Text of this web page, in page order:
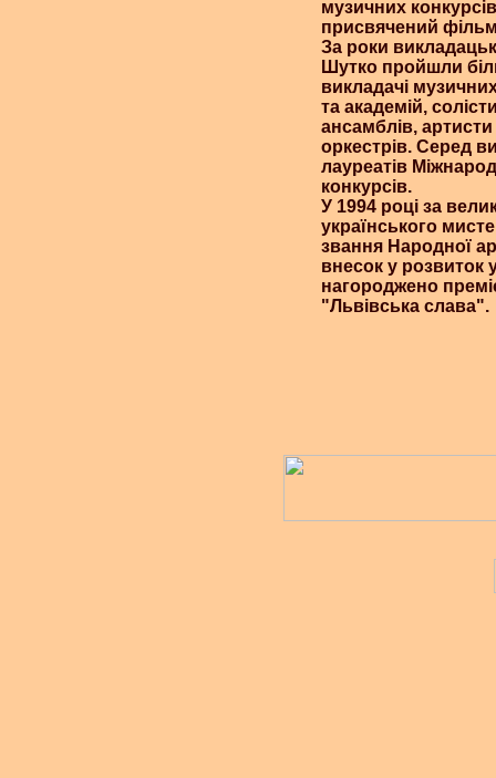
музичних
присвячений
За роки
Шутко пройшли
викладачі
та академій,
ансамблів,
оркестрів. Серед
лауреатів
конкурсів.
У 1994 році за
українського
звання Народної
внесок у розвиток
нагороджено
"Львівська слава".